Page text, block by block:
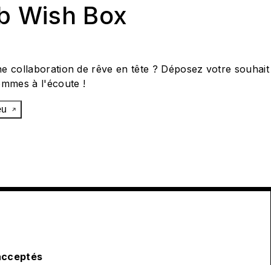
Wish Box
collaboration de rêve en tête ? Déposez votre souhait
à l'écoute !